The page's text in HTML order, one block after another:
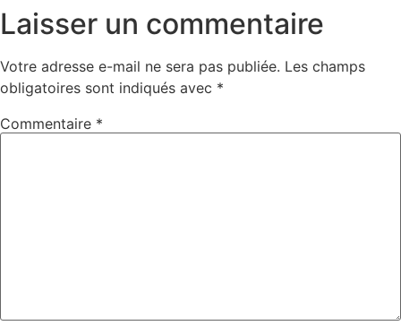
Laisser un commentaire
Votre adresse e-mail ne sera pas publiée. Les champs
obligatoires sont indiqués avec *
Commentaire *